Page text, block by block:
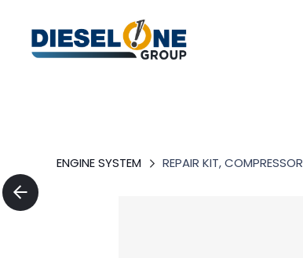
ENGINE SYSTEM REPAIR KIT, COMPRESSOR